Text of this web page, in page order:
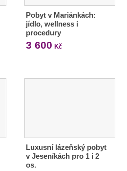
Pobyt v Mariánkách:
jídlo, wellness i
procedury
3 600 Kč
Luxusní lázeňský pobyt
v Jeseníkách pro 1 i 2
os.